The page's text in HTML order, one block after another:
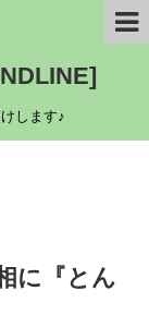
します♪
に『とん